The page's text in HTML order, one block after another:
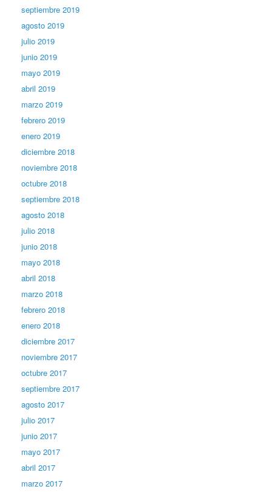
septiembre 2019
agosto 2019
julio 2019
junio 2019
mayo 2019
abril 2019
marzo 2019
febrero 2019
enero 2019
diciembre 2018
noviembre 2018
octubre 2018
septiembre 2018
agosto 2018
julio 2018
junio 2018
mayo 2018
abril 2018
marzo 2018
febrero 2018
enero 2018
diciembre 2017
noviembre 2017
octubre 2017
septiembre 2017
agosto 2017
julio 2017
junio 2017
mayo 2017
abril 2017
marzo 2017